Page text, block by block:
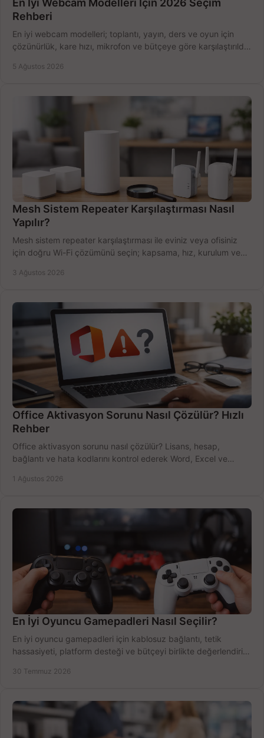
En İyi Webcam Modelleri İçin 2026 Seçim
Rehberi
En iyi webcam modelleri; toplantı, yayın, ders ve oyun için
çözünürlük, kare hızı, mikrofon ve bütçeye göre karşılaştırıldı.
5 Ağustos 2026
Mesh Sistem Repeater Karşılaştırması Nasıl
Yapılır?
Mesh sistem repeater karşılaştırması ile eviniz veya ofisiniz
için doğru Wi-Fi çözümünü seçin; kapsama, hız, kurulum ve
3 Ağustos 2026
Office Aktivasyon Sorunu Nasıl Çözülür? Hızlı
Rehber
Office aktivasyon sorunu nasıl çözülür? Lisans, hesap,
bağlantı ve hata kodlarını kontrol ederek Word, Excel ve
1 Ağustos 2026
En İyi Oyuncu Gamepadleri Nasıl Seçilir?
En iyi oyuncu gamepadleri için kablosuz bağlantı, tetik
hassasiyeti, platform desteği ve bütçeyi birlikte değerlendirin;
30 Temmuz 2026